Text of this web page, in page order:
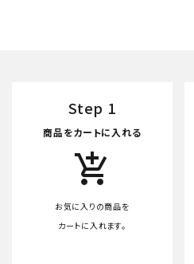
Step 1
商品をカートに入れる
add_shopping_cart
お気に入りの商品を
カートに入れます。